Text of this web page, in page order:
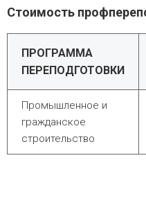
Стоимость
ПРОГРАММА
ПЕРЕПОДГОТОВКИ
Промышленное и
гражданское
строительство